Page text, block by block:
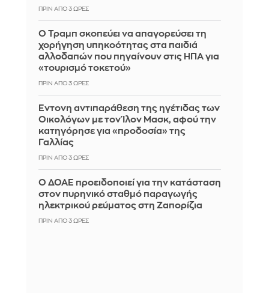
ΠΡΙΝ ΑΠΌ 3 ΏΡΕΣ
Ο Τραμπ σκοπεύει να απαγορεύσει τη
χορήγηση υπηκοότητας στα παιδιά
αλλοδαπών που πηγαίνουν στις ΗΠΑ για
«τουρισμό τοκετού»
ΠΡΙΝ ΑΠΌ 3 ΏΡΕΣ
Έντονη αντιπαράθεση της ηγέτιδας των
Οικολόγων με τον Ίλον Μασκ, αφού την
κατηγόρησε για «προδοσία» της
Γαλλίας
ΠΡΙΝ ΑΠΌ 3 ΏΡΕΣ
Ο ΔΟΑΕ προειδοποιεί για την κατάσταση
στον πυρηνικό σταθμό παραγωγής
ηλεκτρικού ρεύματος στη Ζαπορίζια
ΠΡΙΝ ΑΠΌ 3 ΏΡΕΣ